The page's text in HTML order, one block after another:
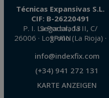
Técnicas Expansivas S.L.
CIF: B-26220491
P. I. La Portalada II, C/ Segador, 13
26006 · Logroño (La Rioja) · SPAIN
info@indexfix.com
(+34) 941 272 131
KARTE ANZEIGEN